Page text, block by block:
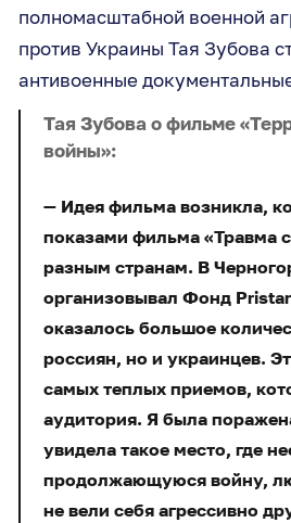
полномасштабной военной
против Украины Тая Зубова
антивоенные
Тая Зубова о фильме
войны»:
Идея фильма возникла,
показами фильма «Травма
разным странам. В
организовывал Фонд
оказалось большое
россиян, но и украинцев.
самых теплых приемов,
аудитория. Я была
увидела такое место, где
продолжающуюся войну,
не вели себя агрессивно